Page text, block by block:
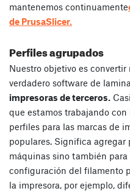
mantenemos continuamente
de PrusaSlicer.
Perfiles agrupados
Nuestro objetivo es
verdadero software de
impresoras de terceros.
que estamos trabajando
perfiles para las marcas de
populares. Significa agregar
máquinas sino también
configuración del filamento
la impresora, por ejemplo,